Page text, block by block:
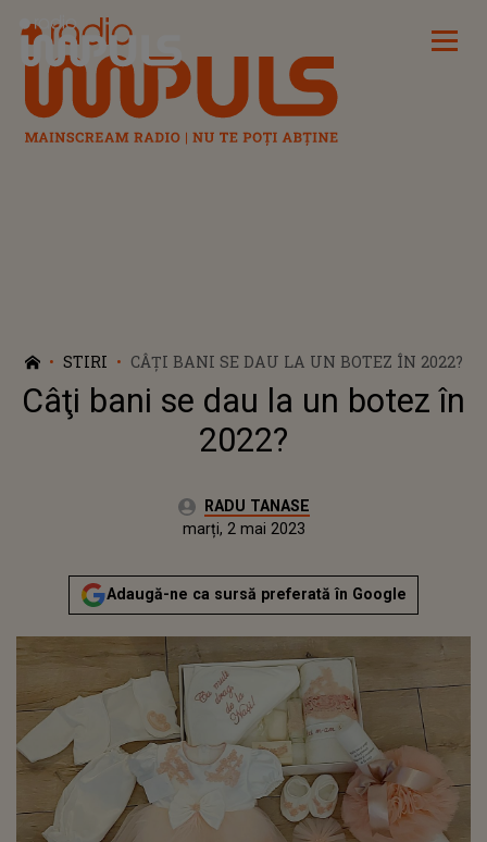
Radio Impuls
STIRI CÂŢI BANI SE DAU LA UN BOTEZ ÎN 2022?
Câţi bani se dau la un botez în
2022?
Autor:RADU TANASE
Actualizat:
marți, 2 mai 2023
Adaugă-ne ca sursă preferată în Google